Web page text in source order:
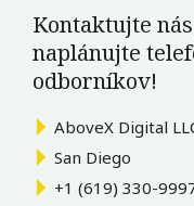
Kontaktujte
naplánujte
odborníkov!
AboveX Digital
San Diego
+1 (619) 330-